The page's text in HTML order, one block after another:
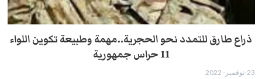
ذراع طارق للتمدد نحو الحجرية..مهمة وطبيعة تكوين اللواء
11 حراس جمهورية
23-نوفمبر- 2022